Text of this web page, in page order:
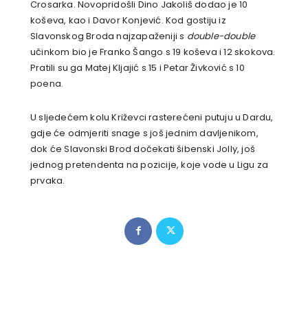
Crosarka. Novopridošli Dino Jakoliš dodao je 10
koševa, kao i Davor Konjević. Kod gostiju iz
Slavonskog Broda najzapaženiji s double-double
učinkom bio je Franko Šango s 19 koševa i 12 skokova.
Pratili su ga Matej Kljajić s 15 i Petar Živković s 10
poena.
U sljedećem kolu Križevci rasterećeni putuju u Dardu,
gdje će odmjeriti snage s još jednim davljenikom,
dok će Slavonski Brod dočekati šibenski Jolly, još
jednog pretendenta na pozicije, koje vode u Ligu za
prvaka.